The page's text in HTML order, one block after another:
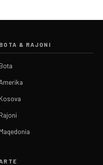
BOTA & RAJONI
Bota
Kosova
Rajoni
Maqedonia
ARTE